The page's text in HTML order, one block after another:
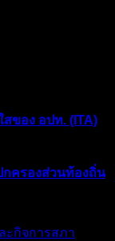
ของ อปท. (ITA)
กครองส่วนท้องถิ่น
ะกิจการสภา